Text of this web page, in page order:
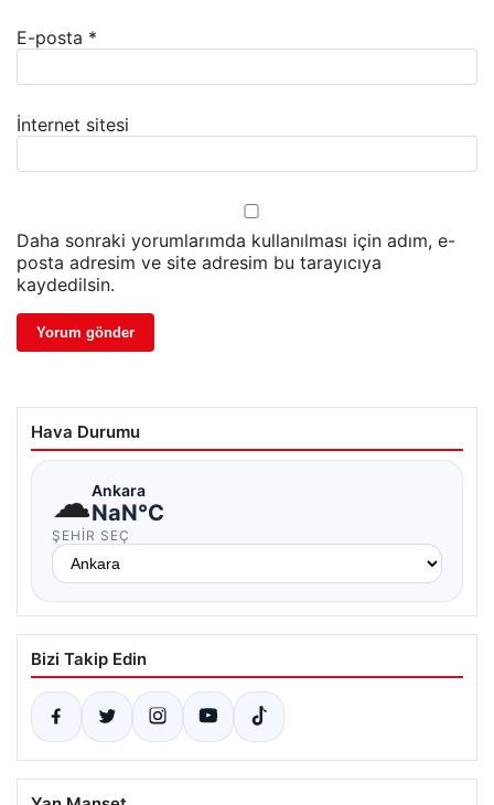
E-posta *
İnternet sitesi
Daha sonraki yorumlarımda kullanılması için adım, e-
posta adresim ve site adresim bu tarayıcıya
kaydedilsin.
Hava Durumu
☁Ankara
NaN°C
ŞEHIR SEÇ
Bizi Takip Edin